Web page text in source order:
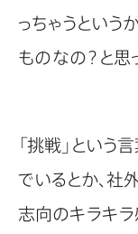
っちゃうという
ものなの？と思
「挑戦」という
でいるとか、社
志向のキラキ